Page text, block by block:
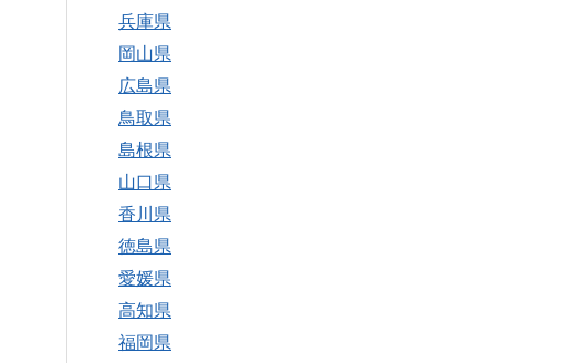
兵庫県
岡山県
広島県
鳥取県
島根県
山口県
香川県
徳島県
愛媛県
高知県
福岡県